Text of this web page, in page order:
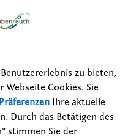
zu bieten,
Cookies. Sie
Ihre aktuelle
Durch das Betätigen des
stimmen Sie der